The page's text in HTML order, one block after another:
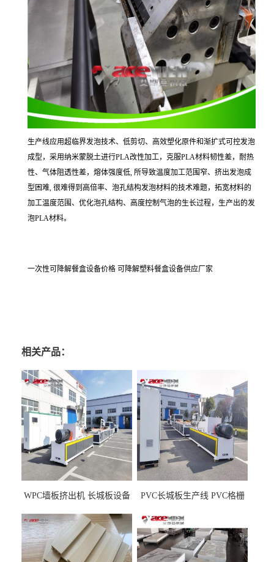
生产线应用超临界发泡技术、低剪切、高效塑化原件和渐扩式可控发泡
成型，采用纳米蒙脱土进行PLA改性加工，克服PLA材料韧性差，耐热
性、气体阻透性差，熔体强度低, 所导致温度加工范围窄、挤出发泡成
型困难, 很难得到高倍率、泡孔结构发泡材料的技术难题，拓宽材料的
加工温度范围、优化泡孔结构、高度控制气泡的生长过程，生产出的发
泡PLA材料。
一次性可降解餐盒设备价格 可降解塑料餐盒设备供应厂家
相关产品：
WPC墙板挤出机 长城板设备
PVC长城板生产线 PVC格栅